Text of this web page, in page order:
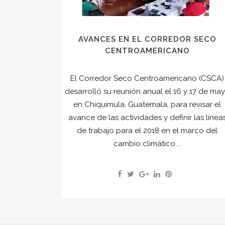
AVANCES EN EL CORREDOR SECO
CENTROAMERICANO
El Corredor Seco Centroamericano (CSCA)
desarrolló su reunión anual el 16 y 17 de
en Chiquimula, Guatemala, para revisar el
avance de las actividades y definir las
de trabajo para el 2018 en el marco del
cambio climático....